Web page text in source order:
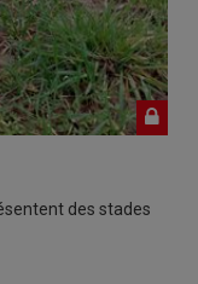
des stades